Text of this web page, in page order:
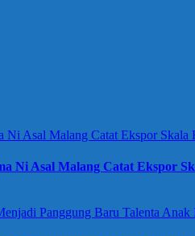
Ni Asal Malang Catat Ekspor